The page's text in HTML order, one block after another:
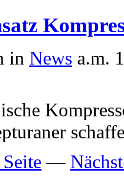
in News a.m.
—